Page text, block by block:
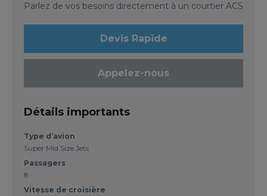
Parlez de vos besoins directement à un courtier ACS
Devis Rapide
Appelez-nous
Détails importants
Type d’avion
Super Mid Size Jets
Passagers
8
Vitesse de croisière